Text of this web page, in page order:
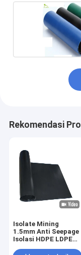
Rekomendasi
Isolate Mining
1.5mm Anti Seepage
Isolasi HDPE LDPE